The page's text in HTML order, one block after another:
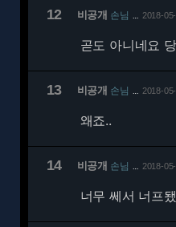
12 비공개 손님 2018-
곧도 아니네요
13 비공개 손님 2018-
왜죠..
14 비공개 손님 2018-
너무 쎄서 너프